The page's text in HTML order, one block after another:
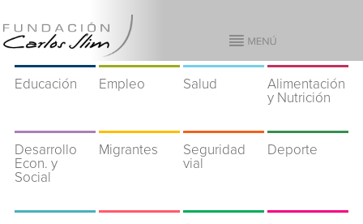
Educación Empleo Salud
Alimentación
y Nutrición
Desarrollo
Econ. y
Social
Migrantes
Seguridad
vial
Deporte